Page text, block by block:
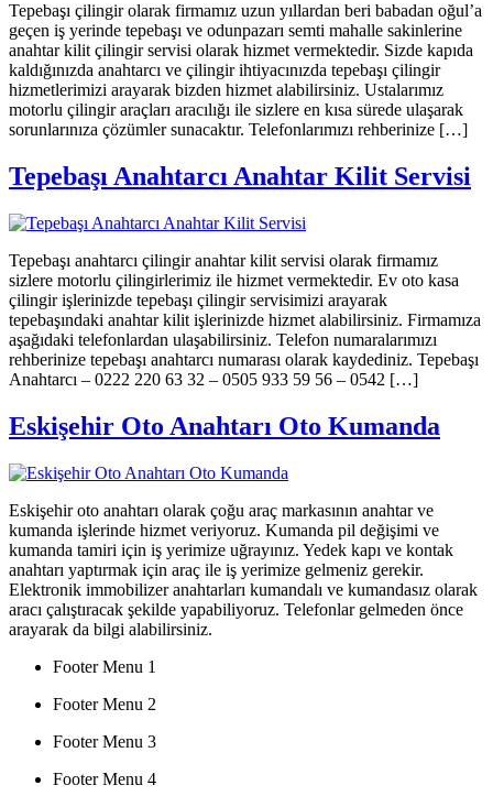
Tepebaşı çilingir olarak firmamız uzun yıllardan beri babadan oğul’a
geçen iş yerinde tepebaşı ve odunpazarı semti mahalle sakinlerine
anahtar kilit çilingir servisi olarak hizmet vermektedir. Sizde kapıda
kaldığınızda anahtarcı ve çilingir ihtiyacınızda tepebaşı çilingir
hizmetlerimizi arayarak bizden hizmet alabilirsiniz. Ustalarımız
motorlu çilingir araçları aracılığı ile sizlere en kısa sürede ulaşarak
sorunlarınıza çözümler sunacaktır. Telefonlarımızı rehberinize […]
Tepebaşı Anahtarcı Anahtar Kilit Servisi
Tepebaşı anahtarcı çilingir anahtar kilit servisi olarak firmamız
sizlere motorlu çilingirlerimiz ile hizmet vermektedir. Ev oto kasa
çilingir işlerinizde tepebaşı çilingir servisimizi arayarak
tepebaşındaki anahtar kilit işlerinizde hizmet alabilirsiniz. Firmamıza
aşağıdaki telefonlardan ulaşabilirsiniz. Telefon numaralarımızı
rehberinize tepebaşı anahtarcı numarası olarak kaydediniz. Tepebaşı
Anahtarcı – 0222 220 63 32 – 0505 933 59 56 – 0542 […]
Eskişehir Oto Anahtarı Oto Kumanda
Eskişehir oto anahtarı olarak çoğu araç markasının anahtar ve
kumanda işlerinde hizmet veriyoruz. Kumanda pil değişimi ve
kumanda tamiri için iş yerimize uğrayınız. Yedek kapı ve kontak
anahtarı yaptırmak için araç ile iş yerimize gelmeniz gerekir.
Elektronik immobilizer anahtarları kumandalı ve kumandasız olarak
aracı çalıştıracak şekilde yapabiliyoruz. Telefonlar gelmeden önce
arayarak da bilgi alabilirsiniz.
Footer Menu 1
Footer Menu 2
Footer Menu 3
Footer Menu 4